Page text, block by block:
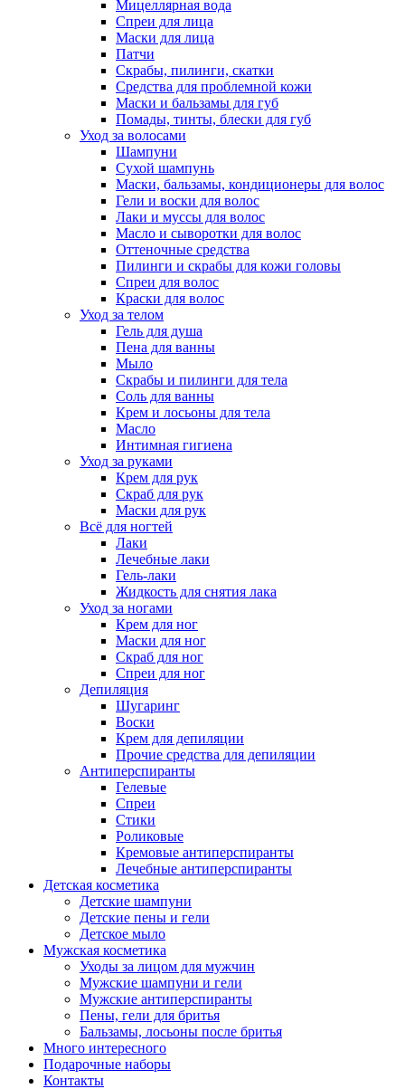
Мицеллярная вода
Спреи для лица
Маски для лица
Патчи
Скрабы, пилинги, скатки
Средства для проблемной кожи
Маски и бальзамы для губ
Помады, тинты, блески для губ
Уход за волосами
Шампуни
Сухой шампунь
Маски, бальзамы, кондиционеры для волос
Гели и воски для волос
Лаки и муссы для волос
Масло и сыворотки для волос
Оттеночные средства
Пилинги и скрабы для кожи головы
Спреи для волос
Краски для волос
Уход за телом
Гель для душа
Пена для ванны
Мыло
Скрабы и пилинги для тела
Соль для ванны
Крем и лосьоны для тела
Масло
Интимная гигиена
Уход за руками
Крем для рук
Скраб для рук
Маски для рук
Всё для ногтей
Лаки
Лечебные лаки
Гель-лаки
Жидкость для снятия лака
Уход за ногами
Крем для ног
Маски для ног
Скраб для ног
Спреи для ног
Депиляция
Шугаринг
Воски
Крем для депиляции
Прочие средства для депиляции
Антиперспиранты
Гелевые
Спреи
Стики
Роликовые
Кремовые антиперспиранты
Лечебные антиперспиранты
Детская косметика
Детские шампуни
Детские пены и гели
Детское мыло
Мужская косметика
Уходы за лицом для мужчин
Мужские шампуни и гели
Мужские антиперспиранты
Пены, гели для бритья
Бальзамы, лосьоны после бритья
Много интересного
Подарочные наборы
Контакты